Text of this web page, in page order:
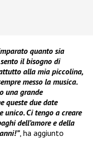
quanto sia
il bisogno di
alla mia piccolina,
messo la musica.
una grande
queste due date
unico. Ci tengo a creare
dell’amore e della
, ha aggiunto